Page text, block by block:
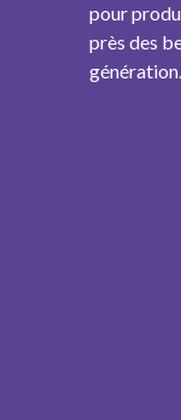
pour
près des
génération.